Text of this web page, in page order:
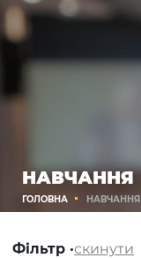
НАВЧАННЯ
ГОЛОВНА НАВЧАННЯ
Фільтр ·скинути